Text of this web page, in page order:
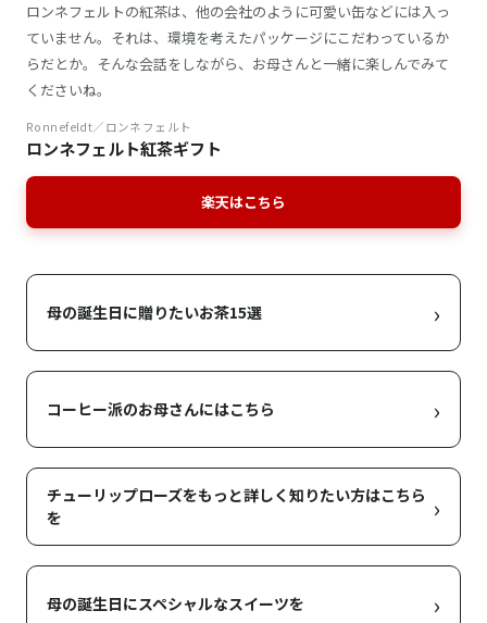
ロンネフェルトの紅茶は、他の会社のように可愛い缶などには入っ
ていません。それは、環境を考えたパッケージにこだわっているか
らだとか。そんな会話をしながら、お母さんと一緒に楽しんでみて
くださいね。
Ronnefeldt／ロンネフェルト
ロンネフェルト紅茶ギフト
楽天はこちら
母の誕生日に贈りたいお茶15選 ›
コーヒー派のお母さんにはこちら ›
チューリップローズをもっと詳しく知りたい方はこちら
を
›
母の誕生日にスペシャルなスイーツを ›